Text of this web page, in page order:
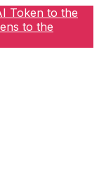
Token to the
to the